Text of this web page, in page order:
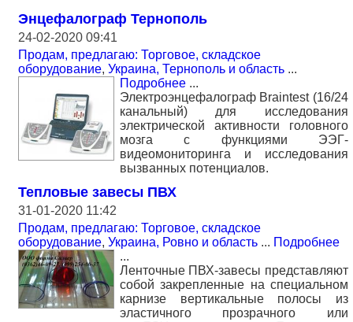
Энцефалограф Тернополь
24-02-2020 09:41
Продам, предлагаю: Торговое, складское
оборудование, Украина, Тернополь и область ...
Подробнее ...
Электроэнцефалограф Braintest (16/24
канальный) для исследования
электрической активности головного
мозга с функциями ЭЭГ-
видеомониторинга и исследования
вызванных потенциалов.
Тепловые завесы ПВХ
31-01-2020 11:42
Продам, предлагаю: Торговое, складское
оборудование, Украина, Ровно и область ... Подробнее
...
Ленточные ПВХ-завесы представляют
собой закрепленные на специальном
карнизе вертикальные полосы из
эластичного прозрачного или